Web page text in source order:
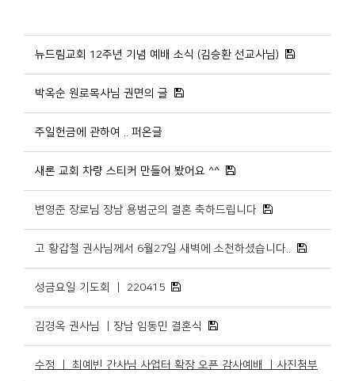
뉴드림교회 12주년 기념 예배 소식 (김승환 선교사님)
박옥순 원로목사님 권면의 글
주일헌금에 관하여 .. 퍼온글
새론 교회 차량 스티커 만들어 봤어요 ^^
변영준 장로님 장남 용범군의 결혼 축하드립니다
고 황갑철 권사님께서 6월27일 새벽에 소천하셨습니다..
성금요일 기도회 ㅣ 220415
김경옥 권사님 ㅣ장남 임동민 결혼식
수정 ㅣ 최예빈 간사님 사업터 확장 오픈 감사예배 ㅣ사진첨부